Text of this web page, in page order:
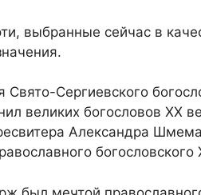
выбранные сейчас в
Свято-Сергиевского
великих богословов ХХ
Александра